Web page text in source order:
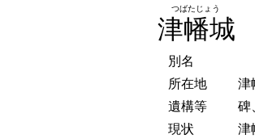
津幡城
別名
所在地
津
遺構等
碑
現状
津
つばたじょう